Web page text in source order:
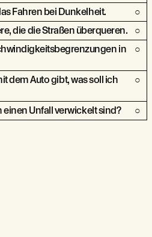
Fahren bei Dunkelheit.
die die Straßen überqueren.
in
dem Auto gibt, was soll ich
einen Unfall verwickelt sind?